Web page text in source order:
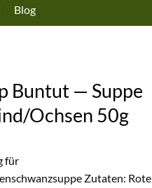
Blog
Buntut — Suppe
Ochsen 50g
für
Zutaten: Rote